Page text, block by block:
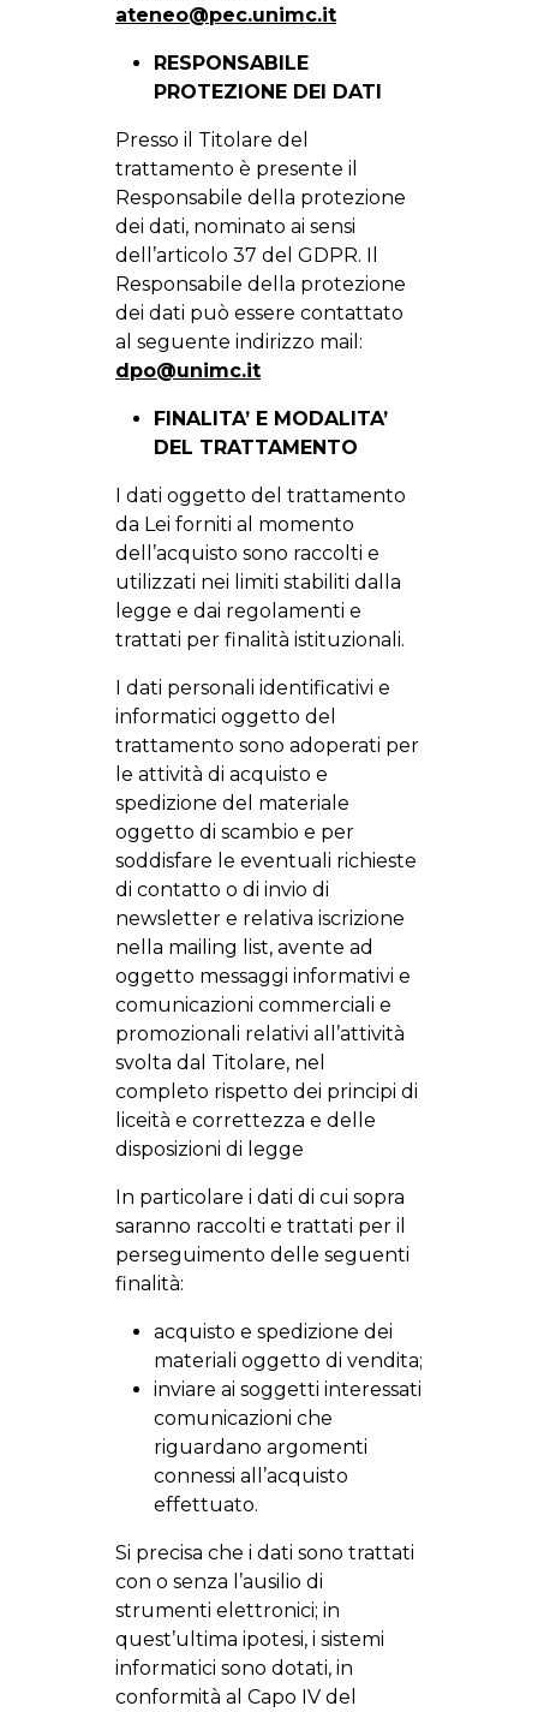
ateneo@pec.unimc.it
RESPONSABILE
PROTEZIONE DEI DATI
Presso il Titolare del
trattamento è presente il
Responsabile della protezione
dei dati, nominato ai sensi
dell’articolo 37 del GDPR. Il
Responsabile della protezione
dei dati può essere contattato
al seguente indirizzo mail:
dpo@unimc.it
FINALITA’ E MODALITA’
DEL TRATTAMENTO
I dati oggetto del trattamento
da Lei forniti al momento
dell’acquisto sono raccolti e
utilizzati nei limiti stabiliti dalla
legge e dai regolamenti e
trattati per finalità istituzionali.
I dati personali identificativi e
informatici oggetto del
trattamento sono adoperati per
le attività di acquisto e
spedizione del materiale
oggetto di scambio e per
soddisfare le eventuali richieste
di contatto o di invio di
newsletter e relativa iscrizione
nella mailing list, avente ad
oggetto messaggi informativi e
comunicazioni commerciali e
promozionali relativi all’attività
svolta dal Titolare, nel
completo rispetto dei principi di
liceità e correttezza e delle
disposizioni di legge
In particolare i dati di cui sopra
saranno raccolti e trattati per il
perseguimento delle seguenti
finalità:
acquisto e spedizione dei
materiali oggetto di vendita;
inviare ai soggetti interessati
comunicazioni che
riguardano argomenti
connessi all’acquisto
effettuato.
Si precisa che i dati sono trattati
con o senza l’ausilio di
strumenti elettronici; in
quest’ultima ipotesi, i sistemi
informatici sono dotati, in
conformità al Capo IV del